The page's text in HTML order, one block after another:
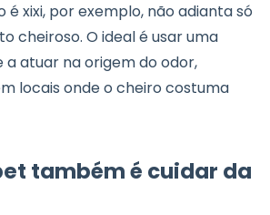
é xixi, por exemplo, não adianta só
cheiroso. O ideal é usar uma
a atuar na origem do odor,
locais onde o cheiro costuma
também é cuidar da